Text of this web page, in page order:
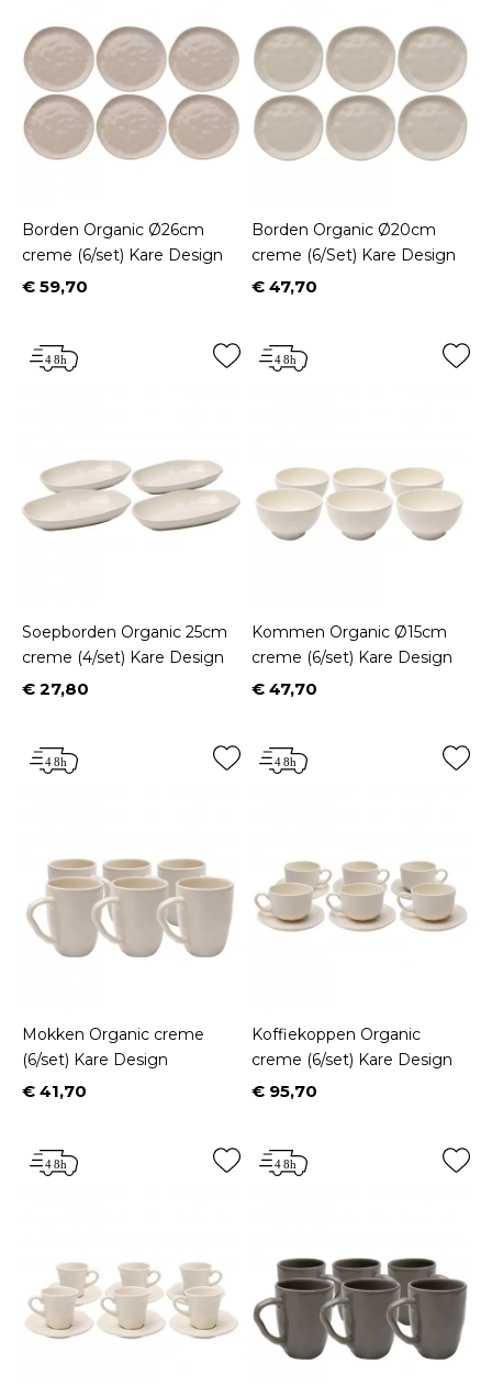
Borden Organic Ø26cm
creme (6/set) Kare Design
Prijs
€ 59,70
Borden Organic Ø20cm
creme (6/Set) Kare Design
Prijs
€ 47,70
Soepborden Organic 25cm
creme (4/set) Kare Design
Prijs
€ 27,80
Kommen Organic Ø15cm
creme (6/set) Kare Design
Prijs
€ 47,70
Mokken Organic creme
(6/set) Kare Design
Prijs
€ 41,70
Koffiekoppen Organic
creme (6/set) Kare Design
Prijs
€ 95,70